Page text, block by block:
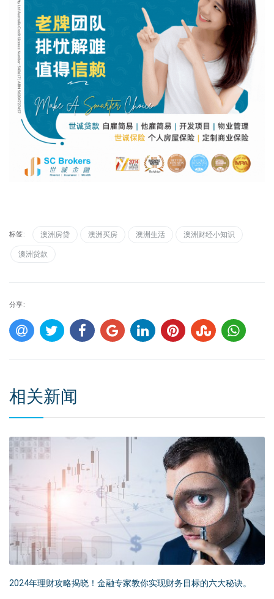
标签: 澳洲房贷 澳洲买房 澳洲生活 澳洲财经小知识
澳洲贷款
分享:
相关新闻
2024年理财攻略揭晓！金融专家教你实现财务目标的六大秘诀。